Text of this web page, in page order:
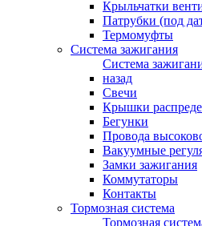
Крыльчатки
Патрубки (под
Термомуфты
Система зажигания
Система
назад
Свечи
Крышки
Бегунки
Провода
Вакуумные
Замки зажигания
Коммутаторы
Контакты
Тормозная система
Тормозная